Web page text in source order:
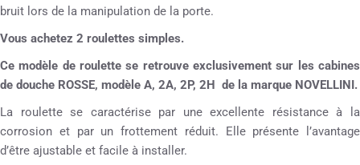
bruit lors de la manipulation de la porte.
Vous achetez 2 roulettes simples.
Ce modèle de roulette se retrouve exclusivement sur les cabines
de douche ROSSE, modèle A, 2A, 2P, 2H de la marque NOVELLINI.
La roulette se caractérise par une excellente résistance à la
corrosion et par un frottement réduit. Elle présente l’avantage
d’être ajustable et facile à installer.